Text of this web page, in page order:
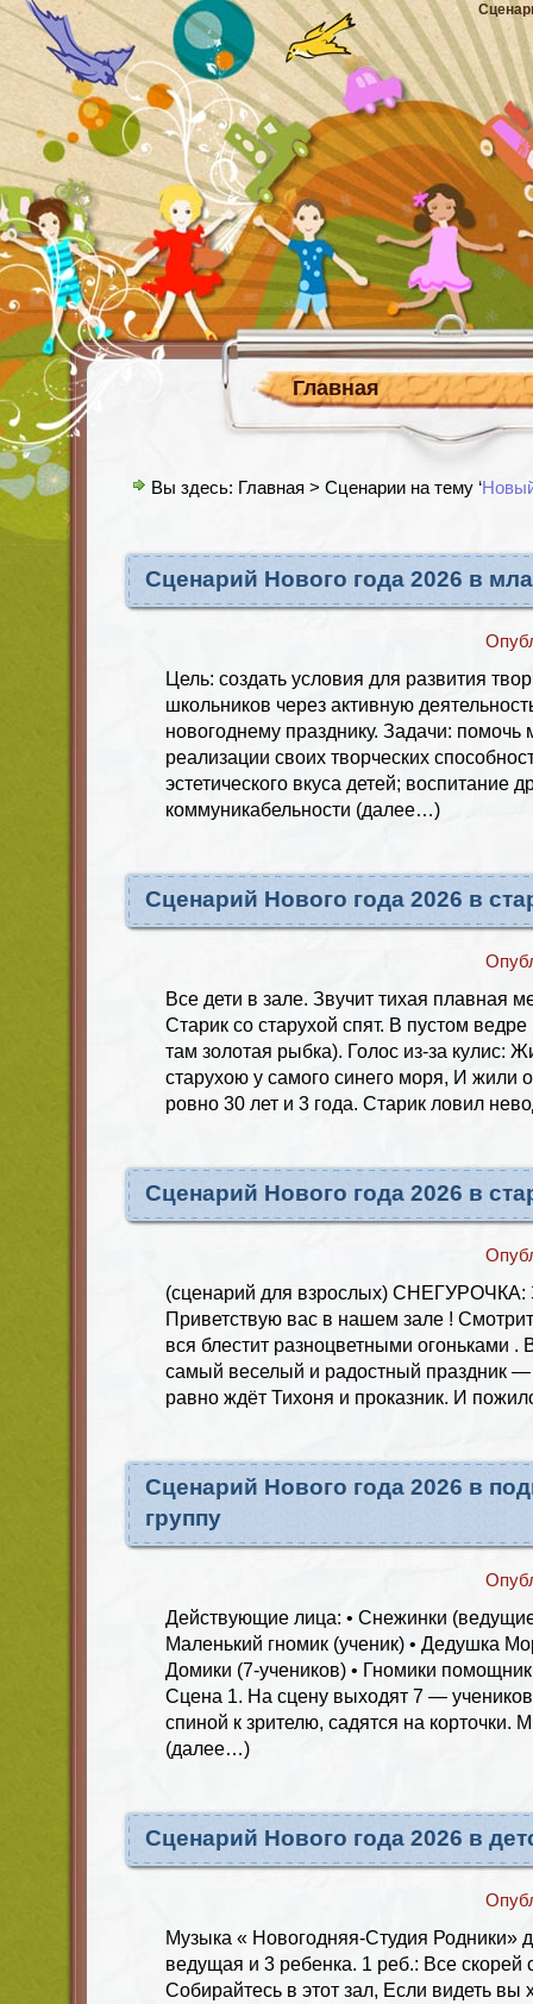
Главная
Вы здесь: Главная > Сценарии на тему ‘
Сценарий Нового года 2026 в
Цель: создать условия для развития
школьников через активную
новогоднему празднику. Задачи:
реализации своих творческих
эстетического вкуса детей; воспитание
коммуникабельности (далее…)
Сценарий Нового года 2026 в
Все дети в зале. Звучит тихая плавная
Старик со старухой спят. В пустом ведре
там золотая рыбка). Голос из-за кулис:
старухою у самого синего моря, И жили
ровно 30 лет и 3 года. Старик ловил
Сценарий Нового года 2026 в
(сценарий для взрослых) СНЕГУРОЧКА:
Приветствую вас в нашем зале !
вся блестит разноцветными огоньками .
самый веселый и радостный праздник
равно ждёт Тихоня и проказник. И
Сценарий Нового года 2026 в
группу
Действующие лица: • Снежинки
Маленький гномик (ученик) • Дедушка
Домики (7-учеников) • Гномики
Сцена 1. На сцену выходят 7 —
спиной к зрителю, садятся на корточки.
(далее…)
Сценарий Нового года 2026 в
Музыка « Новогодняя-Студия Родники»
ведущая и 3 ребенка. 1 реб.: Все скорей
Собирайтесь в этот зал, Если видеть вы